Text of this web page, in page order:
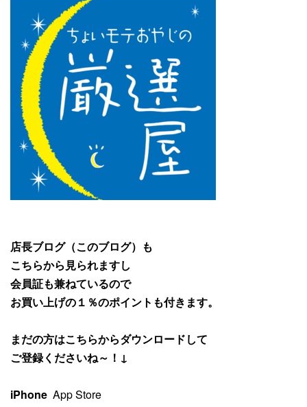
店長ブログ（このブログ）も
こちらから見られますし
会員証も兼ねているので
お買い上げの１％のポイントも付きます。
まだの方はこちらからダウンロードして
ご登録くださいね～！↓
iPhone App Store